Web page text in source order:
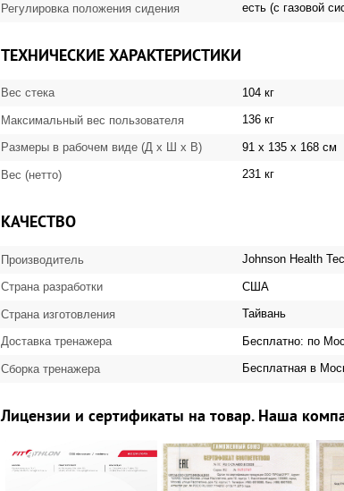
Регулировка положения сидения есть (с газовой
ТЕХНИЧЕСКИЕ ХАРАКТЕРИСТИКИ
Вес стека 104 кг
Максимальный вес пользователя 136 кг
Размеры в рабочем виде (Д х Ш х В) 91 х 135 х 168 см
Вес (нетто) 231 кг
КАЧЕСТВО
Производитель Johnson Health
Страна разработки США
Страна изготовления Тайвань
Доставка тренажера Бесплатно: по
Сборка тренажера Бесплатная в
Лицензии и сертификаты на товар. Наша